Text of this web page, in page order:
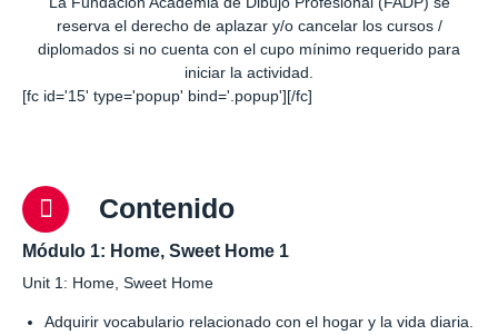
reserva el derecho de aplazar y/o cancelar los cursos /
diplomados si no cuenta con el cupo mínimo requerido para
iniciar la actividad.
[fc id='15' type='popup' bind='.popup'][/fc]
Contenido
Módulo 1: Home, Sweet Home 1
Unit 1: Home, Sweet Home
Adquirir vocabulario relacionado con el hogar y la vida diaria.